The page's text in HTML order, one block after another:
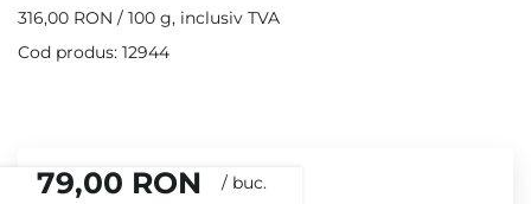
79,00 RON / buc.
316,00 RON / 100 g, inclusiv TVA
Cod produs: 12944